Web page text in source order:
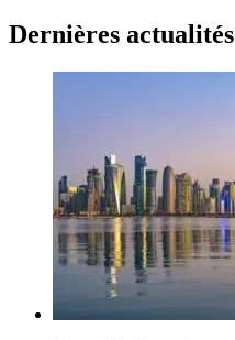
Dernières actualités